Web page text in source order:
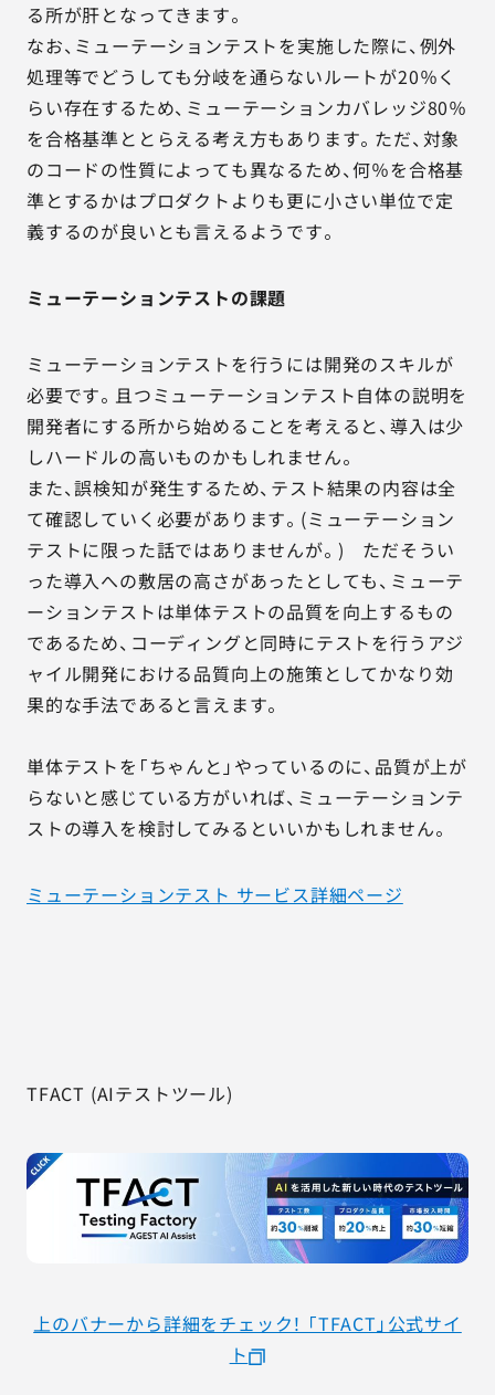
る所が肝となってきます。
なお、ミューテーションテストを実施した際に、例外
処理等でどうしても分岐を通らないルートが20％く
らい存在するため、ミューテーションカバレッジ80％
を合格基準ととらえる考え方もあります。ただ、対象
のコードの性質によっても異なるため、何％を合格基
準とするかはプロダクトよりも更に小さい単位で定
義するのが良いとも言えるようです。
ミューテーションテストの課題
ミューテーションテストを行うには開発のスキルが
必要です。且つミューテーションテスト自体の説明を
開発者にする所から始めることを考えると、導入は少
しハードルの高いものかもしれません。
また、誤検知が発生するため、テスト結果の内容は全
て確認していく必要があります。(ミューテーション
テストに限った話ではありませんが。) ただそうい
った導入への敷居の高さがあったとしても、ミューテ
ーションテストは単体テストの品質を向上するもの
であるため、コーディングと同時にテストを行うアジ
ャイル開発における品質向上の施策としてかなり効
果的な手法であると言えます。
単体テストを「ちゃんと」やっているのに、品質が上が
らないと感じている方がいれば、ミューテーションテ
ストの導入を検討してみるといいかもしれません。
ミューテーションテスト サービス詳細ページ
TFACT (AIテストツール)
上のバナーから詳細をチェック！ 「TFACT」公式サイ
ト